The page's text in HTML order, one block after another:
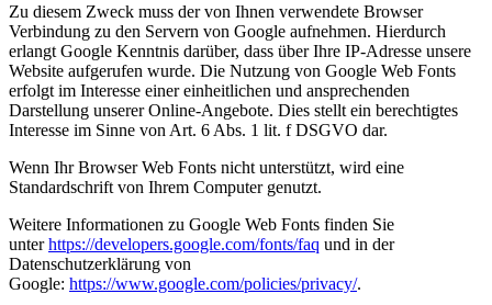
Zu diesem Zweck muss der von Ihnen verwendete Browser
Verbindung zu den Servern von Google aufnehmen. Hierdurch
erlangt Google Kenntnis darüber, dass über Ihre IP-Adresse unsere
Website aufgerufen wurde. Die Nutzung von Google Web Fonts
erfolgt im Interesse einer einheitlichen und ansprechenden
Darstellung unserer Online-Angebote. Dies stellt ein berechtigtes
Interesse im Sinne von Art. 6 Abs. 1 lit. f DSGVO dar.
Wenn Ihr Browser Web Fonts nicht unterstützt, wird eine
Standardschrift von Ihrem Computer genutzt.
Weitere Informationen zu Google Web Fonts finden Sie
unterhttps://developers.google.com/fonts/faq und in der
Datenschutzerklärung von
Google: https://www.google.com/policies/privacy/.